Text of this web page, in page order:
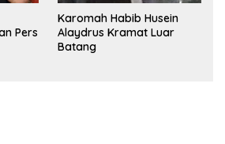
Pers
Karomah Habib Husein
Alaydrus Kramat Luar
Batang